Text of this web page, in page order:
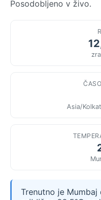
Posodobljeno v živo.
Asia/
Trenutno je